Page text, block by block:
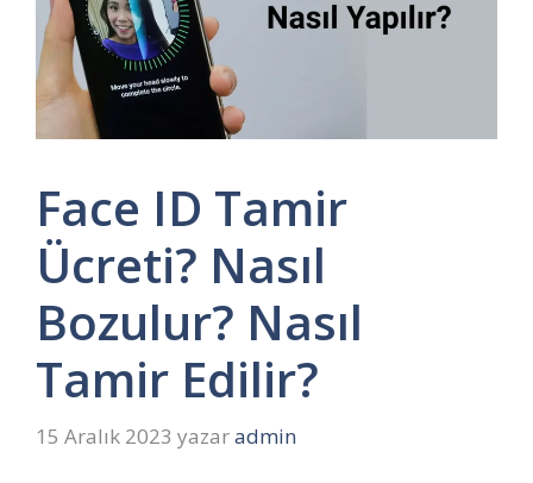
Face ID Tamir
Ücreti? Nasıl
Bozulur? Nasıl
Tamir Edilir?
15 Aralık 2023 yazaradmin